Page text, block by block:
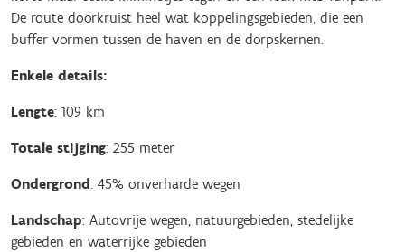
De route doorkruist heel wat koppelingsgebieden, die een
buffer vormen tussen de haven en de dorpskernen.
Enkele details:
Lengte: 109 km
Totale stijging: 255 meter
Ondergrond: 45% onverharde wegen
Landschap: Autovrije wegen, natuurgebieden, stedelijke
gebieden en waterrijke gebieden